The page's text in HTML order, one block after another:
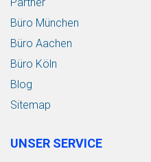
Büro München
Büro Aachen
Büro Köln
Blog
Sitemap
UNSER SERVICE